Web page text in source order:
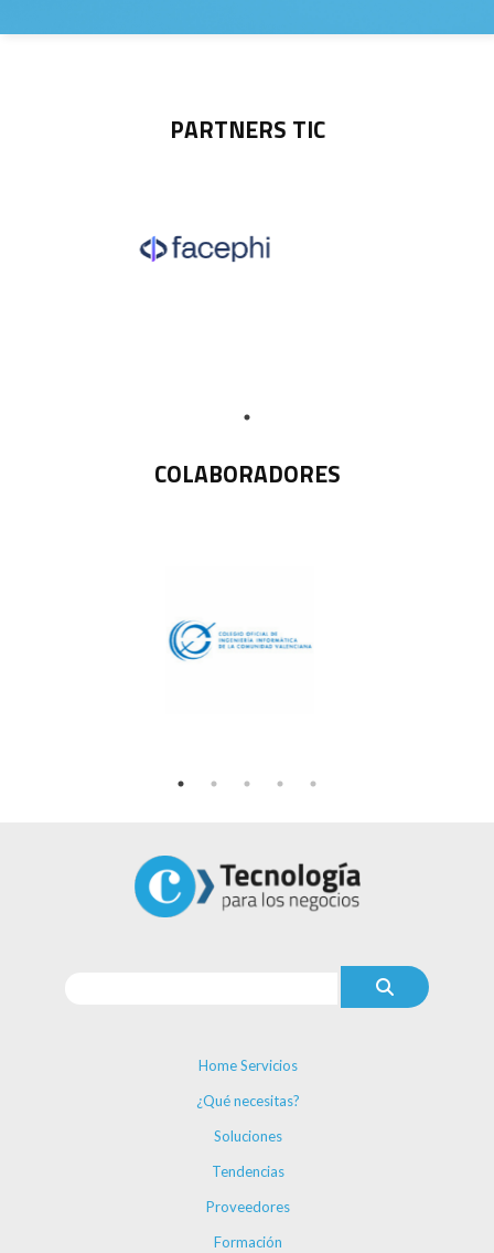
PARTNERS TIC
COLABORADORES
Home Servicios
¿Qué necesitas?
Soluciones
Tendencias
Proveedores
Formación